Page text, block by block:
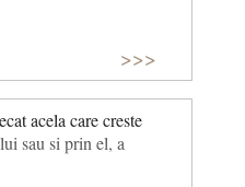
>>>
acela care creste
sau si prin el, a